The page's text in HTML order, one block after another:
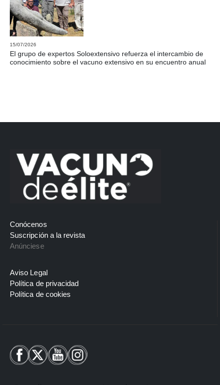
15/07/2026
El grupo de expertos Soloextensivo refuerza el intercambio de
conocimiento sobre el vacuno extensivo en su encuentro anual
Conócenos
Suscripción a la revista
Anúnciese
Aviso Legal
Política de privacidad
Política de cookies